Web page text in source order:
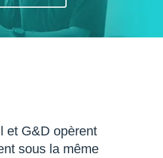
et G&D opèrent
sous la même